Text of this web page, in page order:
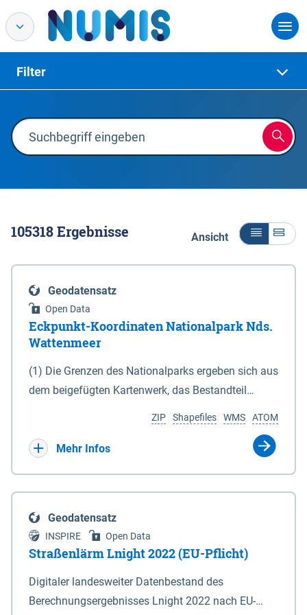
Filter
105318Ergebnisse Ansicht
Geodatensatz
Open Data
Eckpunkt-Koordinaten Nationalpark Nds.
Wattenmeer
(1) Die Grenzen des Nationalparks ergeben sich aus
dem beigefügten Kartenwerk, das Bestandteil
(DTK) im Maßstab 1 : 100 000 (Anlage 2), 2.
verkleinerte Amtliche Karte 1 : 5 000 (AK5) im
projizierte Koordinaten im Europäischen
Terrestrischen Referenzsystem 1989 (ETRS 89) mit
der Universalen Transversalen Mercator-Abbildung
bezogen auf die Zone 32 N (UTM 32N) dargestellt
(Anlage 4); Gleiches gilt für die geografischen
ATOM
WMS
Shapefiles
ZIP
Mehr Infos
Geodatensatz
INSPIRE Open Data
Straßenlärm Lnight 2022 (EU-Pflicht)
Digitaler landesweiter Datenbestand des
Berechnungsergebnisses Lnight 2022 nach EU-